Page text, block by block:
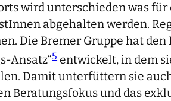
wird unterschieden was
abgehalten werden.
Die Bremer Gruppe hat
Ansatz“5 entwickelt, in dem
Damit unterfüttern sie
Beratungsfokus und das